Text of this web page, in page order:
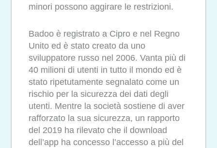
minori possono aggirare le restrizioni.
Badoo è registrato a Cipro e nel Regno
Unito ed è stato creato da uno
sviluppatore russo nel 2006. Vanta più di
40 milioni di utenti in tutto il mondo ed è
stato ripetutamente segnalato come un
rischio per la sicurezza dei dati degli
utenti. Mentre la società sostiene di aver
rafforzato la sua sicurezza, un rapporto
del 2019 ha rilevato che il download
dell’app ha concesso l’accesso a più del